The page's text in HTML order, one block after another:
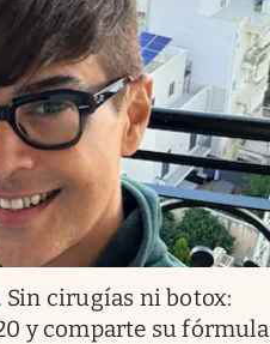
. Sin cirugías ni botox:
y comparte su fórmula